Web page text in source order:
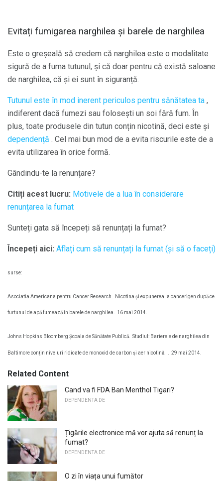
Evitați fumigarea narghilea și barele de narghilea
Este o greșeală să credem că narghilea este o modalitate
sigură de a fuma tutunul, și că doar pentru că există saloane
de narghilea, că și ei sunt în siguranță.
Tutunul este în mod inerent periculos pentru sănătatea ta ,
indiferent dacă fumezi sau folosești un soi fără fum. În
plus, toate produsele din tutun conțin nicotină, deci este și
dependență . Cel mai bun mod de a evita riscurile este de a
evita utilizarea în orice formă.
Gândindu-te la renunțare?
Citiți acest lucru: Motivele de a lua în considerare
renunțarea la fumat
Sunteți gata să începeți să renunțați la fumat?
Începeți aici: Aflați cum să renunțați la fumat (și să o faceți)
surse:
Asociatia Americana pentru Cancer Research. Nicotina și expunerea la cancerigen după ce
furtunul de apă fumează în barele de narghilea. 16 mai 2014.
Johns Hopkins Bloomberg Școala de Sănătate Publică. Studiul: Barierele de narghilea din
Baltimore conțin niveluri ridicate de monoxid de carbon și aer nicotină. 29 mai 2014.
Related Content
Cand va fi FDA Ban Menthol Tigari?
DEPENDENTA DE
Țigările electronice mă vor ajuta să renunț la
fumat?
DEPENDENTA DE
O zi în viața unui fumător